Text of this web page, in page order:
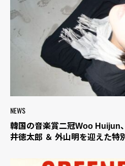
NEWS
韓国の音楽賞二冠Woo
井徳太郎 ＆ 外山明を迎えた特